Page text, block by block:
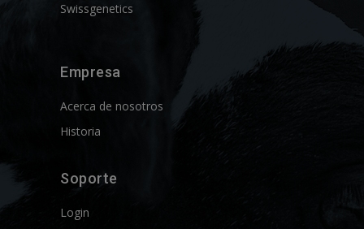
Swissgenetics
Empresa
Acerca de nosotros
Historia
Soporte
Login